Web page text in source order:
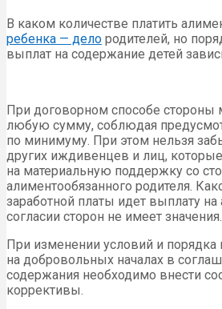
В каком количестве платить
ребенка — дело родителей, но
выплат на содержание детей
При договорном способе стороны
любую сумму, соблюдая
по минимуму. При этом нельзя
других иждивенцев и лиц,
на материальную поддержку со
алиментообязанного родителя.
заработной платы идет выплату
согласии сторон не имеет значения.
При изменении условий и
на добровольных началах в
содержания необходимо внести
коррективы.